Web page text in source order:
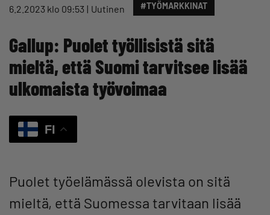
6.2.2023 klo 09:53 Uutinen #TYÖMARKKINAT
Gallup: Puolet työllisistä sitä
mieltä, että Suomi tarvitsee lisää
ulkomaista työvoimaa
FI
Puolet työelämässä olevista on sitä
mieltä, että Suomessa tarvitaan lisää